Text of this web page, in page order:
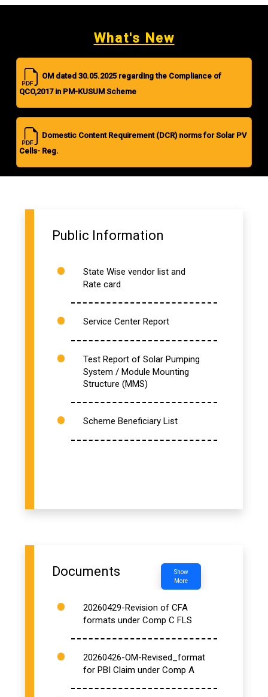
What's New
OM dated 30.05.2025 regarding the Compliance of
QCO,2017 in PM-KUSUM Scheme
Domestic Content Requirement (DCR) norms for Solar PV
Cells- Reg.
Public Information
State Wise vendor list and
Rate card
Service Center Report
Test Report of Solar Pumping
System / Module Mounting
Structure (MMS)
Scheme Beneficiary List
Documents
Show
More
20260429-Revision of CFA
formats under Comp C FLS
20260426-OM-Revised_format
for PBI Claim under Comp A